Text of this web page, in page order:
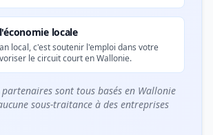
locale
local, c'est soutenir l'emploi dans votre
le circuit court en Wallonie.
sont tous basés en Wallonie
sous-traitance à des entreprises